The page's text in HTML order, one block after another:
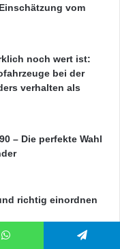
vom
noch wert ist:
bei der
verhalten als
– Die perfekte Wahl
richtig einordnen